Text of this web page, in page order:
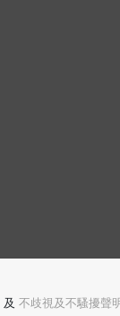
及 不歧視及不騷擾聲明